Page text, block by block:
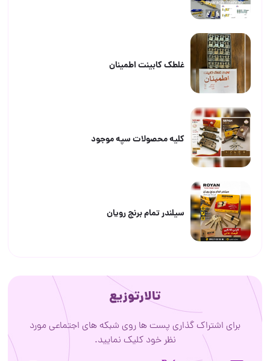
غلطک کابینت اطمینان
کلیه محصولات سپه موجود
سیلندر تمام برنج رویان
تالارتوزیع
برای اشتراک گذاری پست ها روی شبکه های اجتماعی مورد
نظر خود کلیک نمایید.